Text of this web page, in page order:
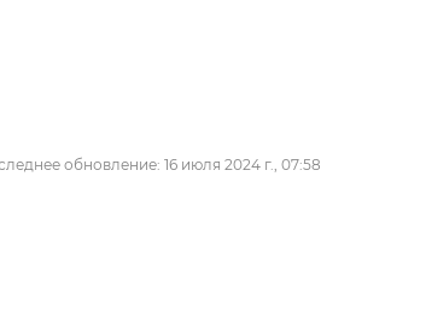
обновление: 16 июля 2024 г., 07:58